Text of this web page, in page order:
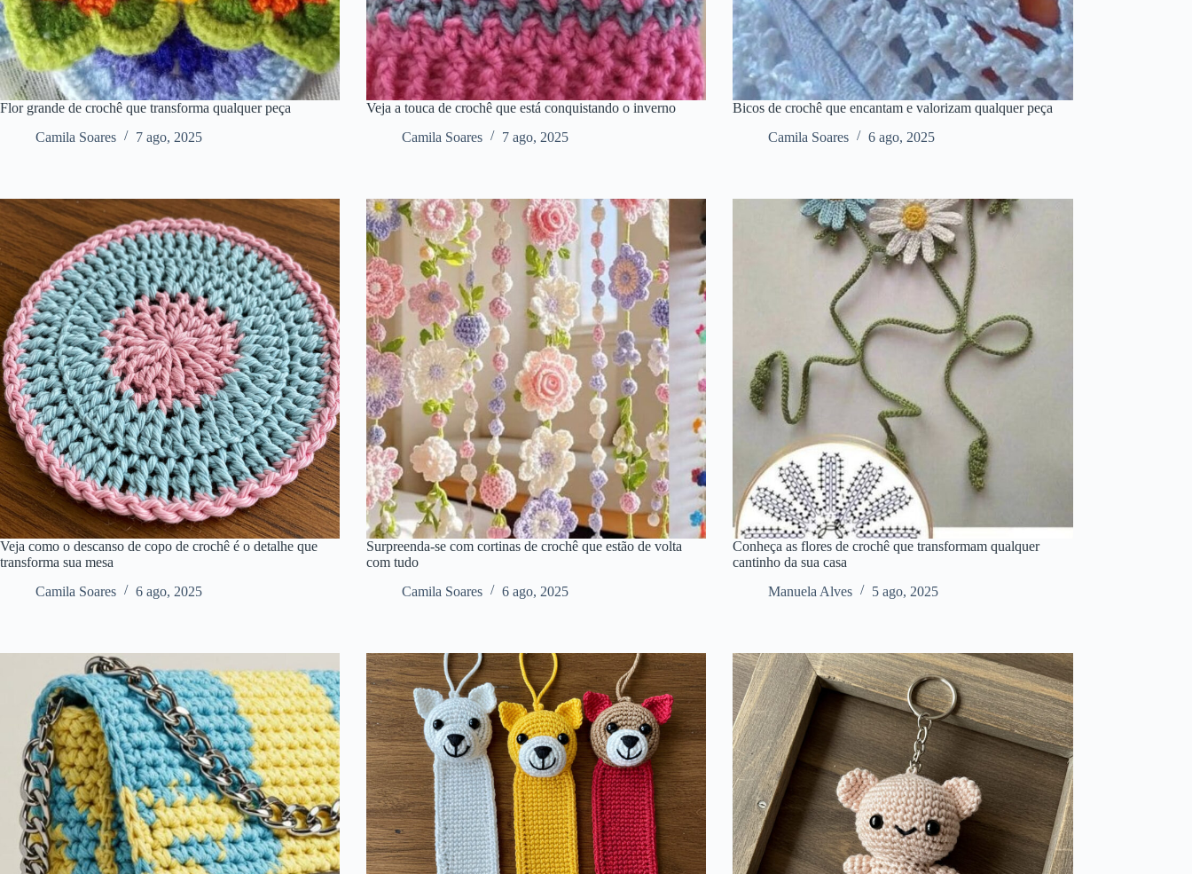
Flor grande de crochê que transforma qualquer peça
Camila Soares
7 ago, 2025
Veja a touca de crochê que está conquistando o inverno
Camila Soares
7 ago, 2025
Bicos de crochê que encantam e valorizam qualquer peça
Camila Soares
6 ago, 2025
Veja como o descanso de copo de crochê é o detalhe que
transforma sua mesa
Camila Soares
6 ago, 2025
Surpreenda-se com cortinas de crochê que estão de volta
com tudo
Camila Soares
6 ago, 2025
Conheça as flores de crochê que transformam qualquer
cantinho da sua casa
Manuela Alves
5 ago, 2025